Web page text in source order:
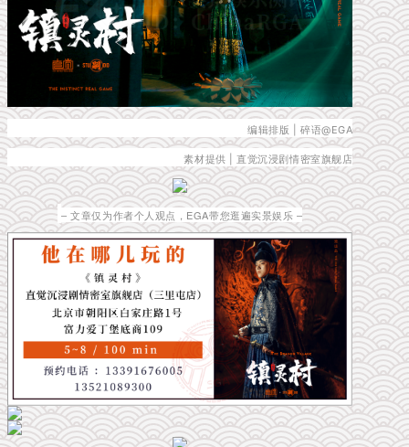
编辑排版 | 碎语@EGA
素材提供 | 直觉沉浸剧情密室旗舰店
– 文章仅为作者个人观点，EGA带您逛遍实景娱乐 –